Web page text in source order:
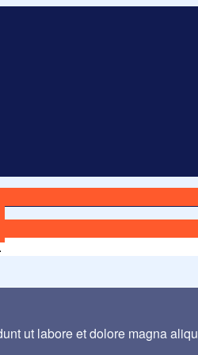
ut labore et dolore magna